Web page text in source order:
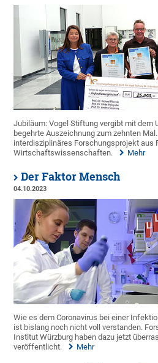
Jubiläum: Vogel Stiftung vergibt mit dem
begehrte Auszeichnung zum zehnten
interdisziplinäres Forschungsprojekt aus
Wirtschaftswissenschaften.
Mehr
Der Faktor Mensch
04.10.2023
Wie es dem Coronavirus bei einer
ist bislang noch nicht voll verstanden.
Institut Würzburg haben dazu jetzt
veröffentlicht.
Mehr